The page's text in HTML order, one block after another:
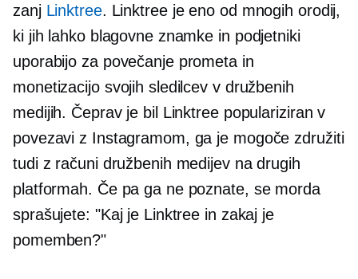
zanj Linktree. Linktree je eno od mnogih orodij,
ki jih lahko blagovne znamke in podjetniki
uporabijo za povečanje prometa in
monetizacijo svojih sledilcev v družbenih
medijih. Čeprav je bil Linktree populariziran v
povezavi z Instagramom, ga je mogoče združiti
tudi z računi družbenih medijev na drugih
platformah. Če pa ga ne poznate, se morda
sprašujete: "Kaj je Linktree in zakaj je
pomemben?"